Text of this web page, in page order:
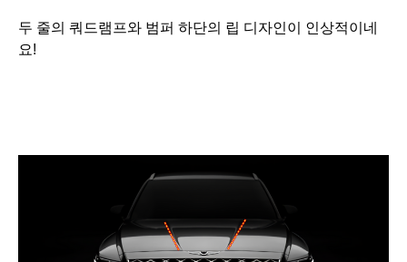
두 줄의 쿼드램프와 범퍼 하단의 립 디자인이 인상적이네
요!